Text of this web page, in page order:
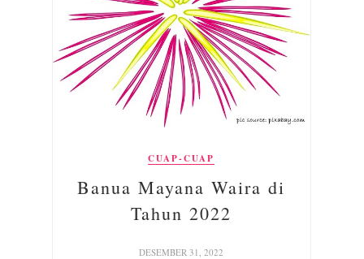
CUAP-CUAP
Banua Mayana Waira di
Tahun 2022
DESEMBER 31, 2022